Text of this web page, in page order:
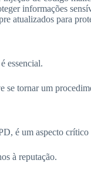
informações
atualizados para
essencial.
se tornar um
é um aspecto crítico
à reputação.